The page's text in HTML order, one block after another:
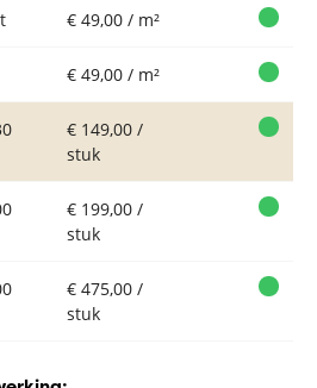
€ 49,00 / m²
€ 49,00 / m²
€ 149,00 /
stuk
€ 199,00 /
stuk
€ 475,00 /
stuk